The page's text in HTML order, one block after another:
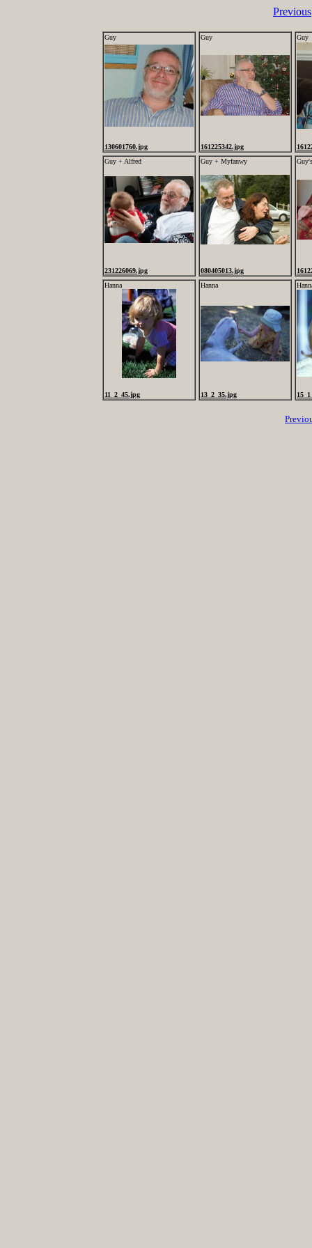
Previous
Guy
130601760.jpg
Guy
161225342.jpg
Guy
Guy + Alfred
231226069.jpg
Guy + Myfanwy
080405013.jpg
Hanna
11_2_45.jpg
Hanna
13_2_35.jpg